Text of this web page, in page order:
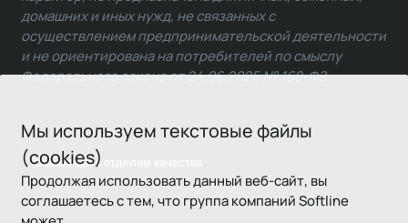
Мы используем текстовые файлы
(cookies)
Продолжая использовать данный веб-сайт, вы
соглашаетесь с тем, что группа компаний Softline
Связаться с отделом качества
домашних и иных нужд, не связанных с
осуществлением предпринимательской деятельности
и не ориентирована на потребителей по смыслу
Федерального закона от 24.06.2025 № 168-ФЗ.